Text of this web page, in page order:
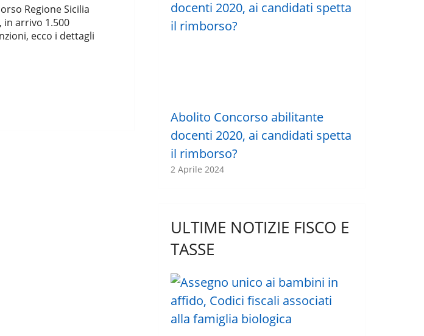
Regione Sicilia
in arrivo 1.500
ecco i dettagli
Abolito Concorso abilitante
docenti 2020, ai candidati spetta
il rimborso?
2 Aprile 2024
ULTIME NOTIZIE FISCO E
TASSE